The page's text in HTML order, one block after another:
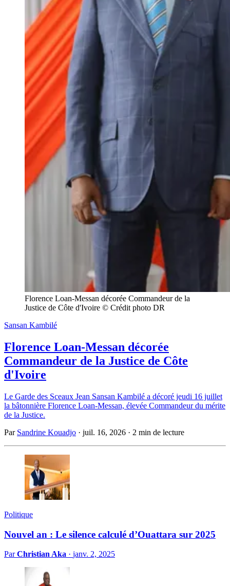
Florence Loan-Messan décorée Commandeur de la
Justice de Côte d'Ivoire © Crédit photo DR
Sansan Kambilé
Florence Loan-Messan décorée
Commandeur de la Justice de Côte
d'Ivoire
Le Garde des Sceaux Jean Sansan Kambilé a décoré jeudi 16 juillet
la bâtonnière Florence Loan-Messan, élevée Commandeur du mérite
de la Justice.
Par Sandrine Kouadjo · juil. 16, 2026 · 2 min de lecture
Politique
Nouvel an : Le silence calculé d’Ouattara sur 2025
ParChristian Aka · janv. 2, 2025